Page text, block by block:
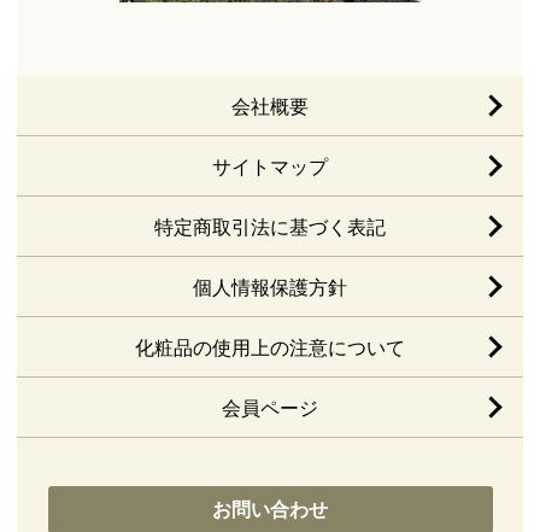
会社概要
サイトマップ
特定商取引法に基づく表記
個人情報保護方針
化粧品の使用上の注意について
会員ページ
お問い合わせ